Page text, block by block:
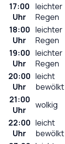
17:00
Uhr
leichter
Regen
18:00
Uhr
leichter
Regen
19:00
Uhr
leichter
Regen
20:00
Uhr
leicht
bewölkt
21:00
Uhr
wolkig
22:00
Uhr
leicht
bewölkt